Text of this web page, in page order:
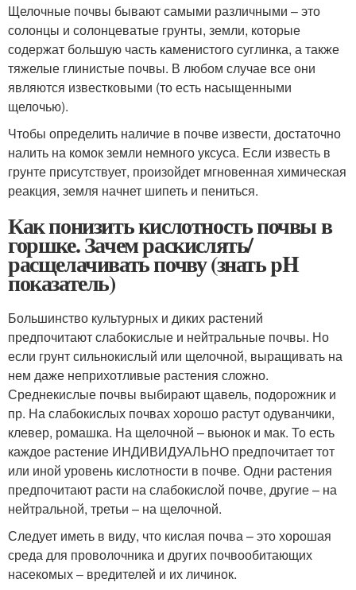
Щелочные почвы бывают самыми различными – это
солонцы и солонцеватые грунты, земли, которые
содержат большую часть каменистого суглинка, а также
тяжелые глинистые почвы. В любом случае все они
являются известковыми (то есть насыщенными
щелочью).
Чтобы определить наличие в почве извести, достаточно
налить на комок земли немного уксуса. Если известь в
грунте присутствует, произойдет мгновенная химическая
реакция, земля начнет шипеть и пениться.
Как понизить кислотность почвы в
горшке. Зачем раскислять/
расщелачивать почву (знать pH
показатель)
Большинство культурных и диких растений
предпочитают слабокислые и нейтральные почвы. Но
если грунт сильнокислый или щелочной, выращивать на
нем даже неприхотливые растения сложно.
Среднекислые почвы выбирают щавель, подорожник и
пр. На слабокислых почвах хорошо растут одуванчики,
клевер, ромашка. На щелочной – вьюнок и мак. То есть
каждое растение ИНДИВИДУАЛЬНО предпочитает тот
или иной уровень кислотности в почве. Одни растения
предпочитают расти на слабокислой почве, другие – на
нейтральной, третьи – на щелочной.
Следует иметь в виду, что кислая почва – это хорошая
среда для проволочника и других почвообитающих
насекомых – вредителей и их личинок.